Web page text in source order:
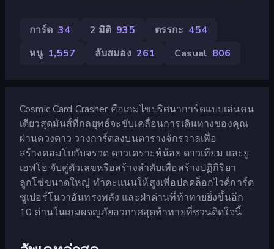
การ์ด 34 2 มิติ 935 ตรรกะ 454
หนู 1,557 ลับสมอง 261 Casual 806
Cosmic Card Crasher คือเกมไขปริศนาการ์ดแบบเล่นคน
เดียวสุดมันส์ที่กลยุทธ์จะขับเคลื่อนการเดินทางของคุณ
ผ่านดวงดาว วางการ์ดลงบนตารางจักรวาลเพื่อ
สร้างคอมโบกับจรวด ดาวเคราะห์น้อย ดาวเทียม และยู
เอฟโอ จับคู่ตัวเลขหรือสร้างลำดับเพื่อสร้างปฏิกิริยา
ลูกโซ่ขนาดใหญ่ ทำคะแนนให้สูงเพื่อปลดล็อกไวด์การ์ด
ซูเปอร์โนวาอันทรงพลัง และฝ่าด่านที่ท้าทายยิ่งขึ้นอีก
10 ด่านในเกมผจญภัยอวกาศสุดท้าทายที่ชวนติดใจนี้